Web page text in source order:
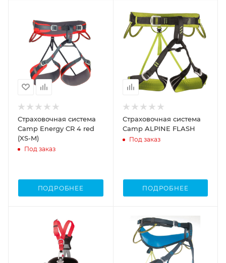
Страховочная система
Camp Energy CR 4 red
(XS-M)
Под заказ
ПОДРОБНЕЕ
Страховочная система
Camp ALPINE FLASH
Под заказ
ПОДРОБНЕЕ